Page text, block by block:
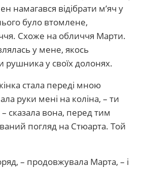
намагався відібрати м’яч у
було втомлене,
Схоже на обличчя Марти.
у мене, якось
у своїх долонях.
стала переді мною
руки мені на коліна, – ти
– сказала вона, перед тим
погляд на Стюарта. Той
– продовжувала Марта, – і